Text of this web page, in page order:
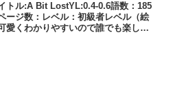
トル:A Bit LostYL:0.4-0.6語数：185
ージ数：レベル：初級者レベル（絵
愛くわかりやすいので誰でも楽しめ